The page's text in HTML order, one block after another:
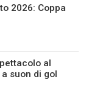
2026: Coppa
al
suon di gol